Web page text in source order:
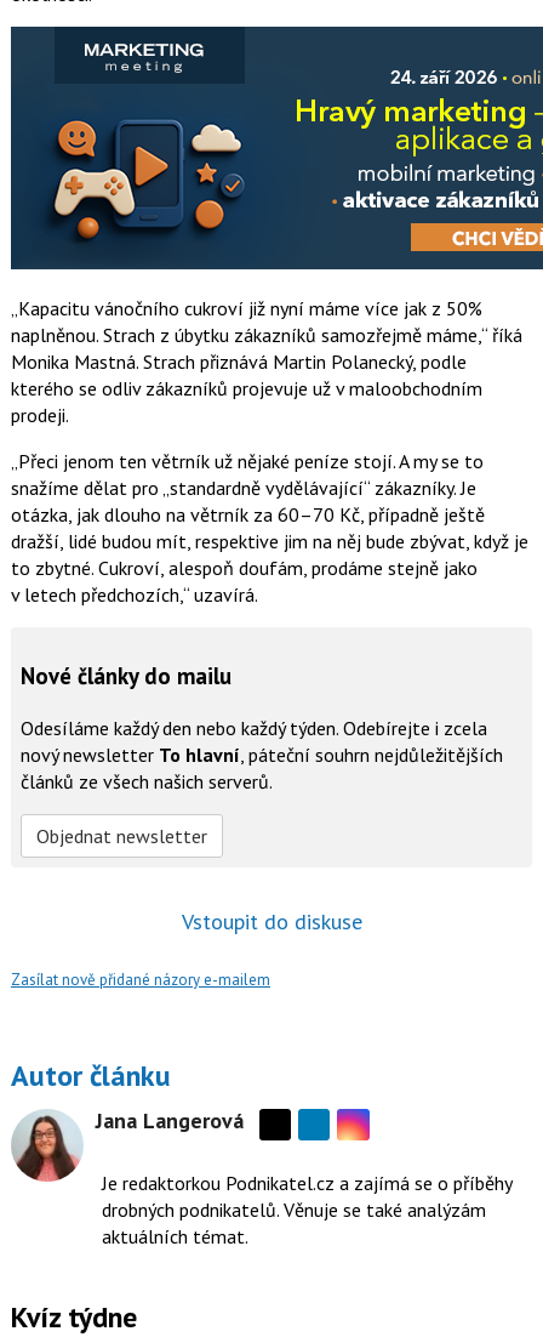
Kapacitu vánočního cukroví již nyní máme více jak z 50%
naplněnou. Strach z úbytku zákazníků samozřejmě máme, říká
Monika Mastná. Strach přiznává Martin Polanecký, podle
kterého se odliv zákazníků projevuje už v maloobchodním
prodeji.
Přeci jenom ten větrník už nějaké peníze stojí. A my se to
snažíme dělat pro „standardně vydělávající“ zákazníky. Je
otázka, jak dlouho na větrník za 60–70 Kč, případně ještě
dražší, lidé budou mít, respektive jim na něj bude zbývat, když je
to zbytné. Cukroví, alespoň doufám, prodáme stejně jako
v letech předchozích, uzavírá.
Nové články do mailu
Odesíláme každý den nebo každý týden. Odebírejte i zcela
nový newsletter To hlavní , páteční souhrn nejdůležitějších
článků ze všech našich serverů.
Objednat newsletter
Vstoupit do diskuse
Zasílat nově přidané názory e-mailem
Autor článku
Jana Langerová
síti
X
Sdílejte
Instagramu
Je redaktorkou Podnikatel.cz a zajímá se o příběhy
drobných podnikatelů. Věnuje se také analýzám
aktuálních témat.
Kvíz týdne